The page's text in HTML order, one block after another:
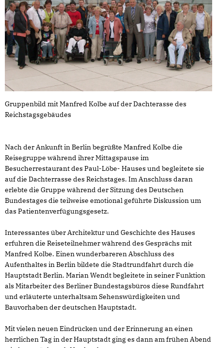
Gruppenbild mit Manfred Kolbe auf der Dachterasse des
Reichstagsgebäudes
Nach der Ankunft in Berlin begrüßte Manfred Kolbe die
Reisegruppe während ihrer Mittagspause im
Besucherrestaurant des Paul-Löbe- Hauses und begleitete sie
auf die Dachterrasse des Reichstages. Im Anschluss daran
erlebte die Gruppe während der Sitzung des Deutschen
Bundestages die teilweise emotional geführte Diskussion um
das Patientenverfügungsgesetz.
Interessantes über Architektur und Geschichte des Hauses
erfuhren die Reiseteilnehmer während des Gesprächs mit
Manfred Kolbe. Einen wunderbareren Abschluss des
Aufenthaltes in Berlin bildete die Stadtrundfahrt durch die
Hauptstadt Berlin. Marian Wendt begleitete in seiner Funktion
als Mitarbeiter des Berliner Bundestagsbüros diese Rundfahrt
und erläuterte unterhaltsam Sehenswürdigkeiten und
Bauvorhaben der deutschen Hauptstadt.
Mit vielen neuen Eindrücken und der Erinnerung an einen
herrlichen Tag in der Hauptstadt ging es dann am frühen Abend